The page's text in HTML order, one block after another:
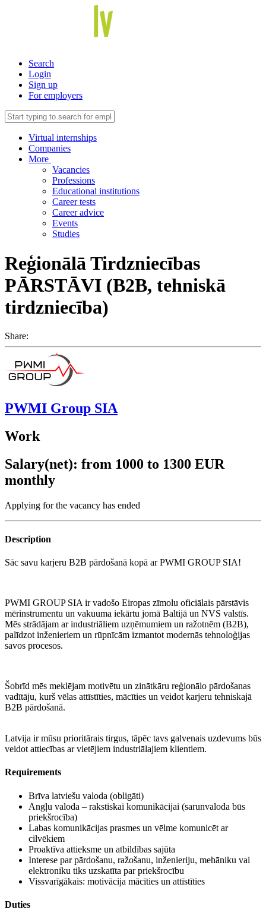
Search
Login
Sign up
For employers
Virtual internships
Companies
More
Vacancies
Professions
Educational institutions
Career tests
Career advice
Events
Studies
Reģionālā Tirdzniecības
PĀRSTĀVI (B2B, tehniskā
tirdzniecība)
Share:
PWMI Group SIA
Work
Salary(net): from 1000 to 1300 EUR
monthly
Applying for the vacancy has ended
Description
Sāc savu karjeru B2B pārdošanā kopā ar PWMI GROUP SIA!
PWMI GROUP SIA ir vadošo Eiropas zīmolu oficiālais pārstāvis
mērinstrumentu un vakuuma iekārtu jomā Baltijā un NVS valstīs.
Mēs strādājam ar industriāliem uzņēmumiem un ražotnēm (B2B),
palīdzot inženieriem un rūpnīcām izmantot modernās tehnoloģijas
savos procesos.
Šobrīd mēs meklējam motivētu un zinātkāru reģionālo pārdošanas
vadītāju, kurš vēlas attīstīties, mācīties un veidot karjeru tehniskajā
B2B pārdošanā.
Latvija ir mūsu prioritārais tirgus, tāpēc tavs galvenais uzdevums būs
veidot attiecības ar vietējiem industriālajiem klientiem.
Requirements
Brīva latviešu valoda (obligāti)
Angļu valoda – rakstiskai komunikācijai (sarunvaloda būs
priekšrocība)
Labas komunikācijas prasmes un vēlme komunicēt ar
cilvēkiem
Proaktīva attieksme un atbildības sajūta
Interese par pārdošanu, ražošanu, inženieriju, mehāniku vai
elektroniku tiks uzskatīta par priekšrocību
Vissvarīgākais: motivācija mācīties un attīstīties
Duties